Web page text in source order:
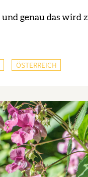
genau das wird
ÖSTERREICH